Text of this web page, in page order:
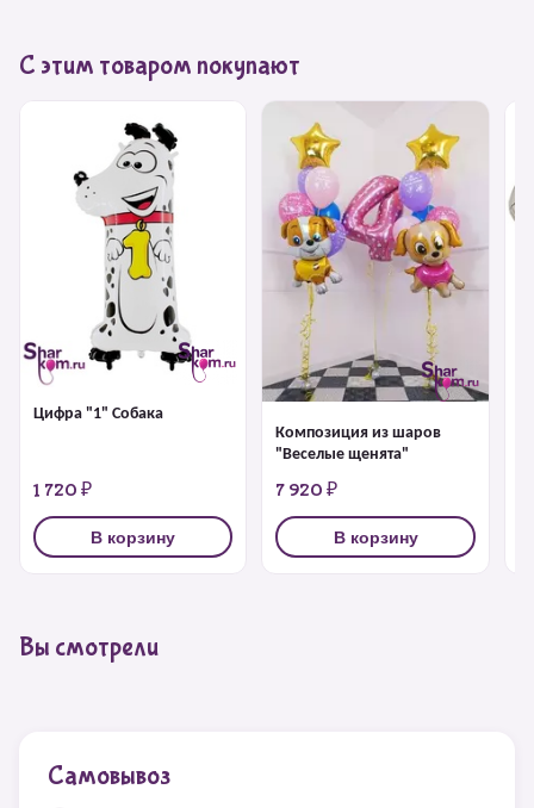
С этим товаром покупают
Цифра "1" Собака
1 720 ₽
В корзину
Композиция из шаров
"Веселые щенята"
7 920 ₽
В корзину
Вы смотрели
Самовывоз